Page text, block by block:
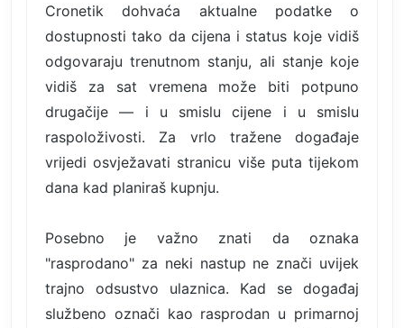
Cronetik dohvaća aktualne podatke o
dostupnosti tako da cijena i status koje vidiš
odgovaraju trenutnom stanju, ali stanje koje
vidiš za sat vremena može biti potpuno
drugačije — i u smislu cijene i u smislu
raspoloživosti. Za vrlo tražene događaje
vrijedi osvježavati stranicu više puta tijekom
dana kad planiraš kupnju.
Posebno je važno znati da oznaka
"rasprodano" za neki nastup ne znači uvijek
trajno odsustvo ulaznica. Kad se događaj
službeno označi kao rasprodan u primarnoj